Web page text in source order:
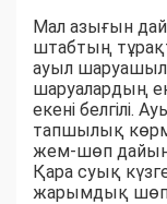
Мал азығын
штабтың
ауыл
шаруалардың
екені белгілі.
тапшылық
жем-шөп
Қара суық
жарымдық шөп